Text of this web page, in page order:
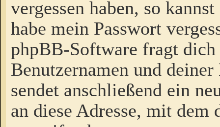
vergessen haben, so
habe mein Passwort
phpBB-Software fragt dich
Benutzernamen und
sendet anschließend ein
an diese Adresse, mit dem